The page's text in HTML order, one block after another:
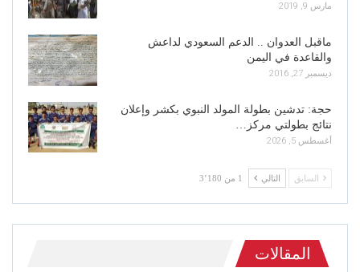
مارس 9, 2019
ماقبل العدوان .. الدعم السعودي لداعش
والقاعدة في اليمن
ديسمبر 27, 2016
حجة: تدشين بطولة المولد النبوي بكشر وإعلان
نتائج بطولتي مركز…
أغسطس 5, 2026
السابق التالي 1 من 3٬180
المقالات